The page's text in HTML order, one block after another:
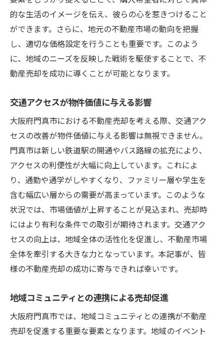
的な生活のイメージを伝え、彼らの心を惹きつけること
ができます。さらに、地元の不動産市場の動向を把握
し、適切な価格設定を行うことも重要です。このよう
に、地域のニーズを反映した戦術を駆使することで、不
動産売却を成功に導くことが可能となります。
交通アクセスが物件価値に与える影響
大阪府門真市における不動産売却を考える際、交通アク
セスの改善が物件価値に与える影響は無視できません。
門真市は新しい鉄道駅の開通やバス路線の拡充により、
アクセスの利便性が大幅に向上しています。これによ
り、通勤や通学がしやすくなり、ファミリー層や学生を
含む幅広い層からの需要が高まっています。このような
状況では、市場価値が上昇することが見込まれ、売却時
にはより有利な条件での取引が期待されます。交通アク
セスの向上は、地域全体の活性化を促進し、不動産市場
全体を牽引する大きな力となっています。本記事が、皆
様の不動産売却の成功に寄与できれば幸いです。
地域コミュニティとの連携による売却促進
大阪府門真市では、地域コミュニティとの連携が不動産
売却を促進する重要な要素となります。地域のイベント